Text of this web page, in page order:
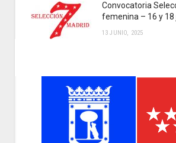
Convocatoria
femenina – 16 y 18
13 JUNIO, 2025